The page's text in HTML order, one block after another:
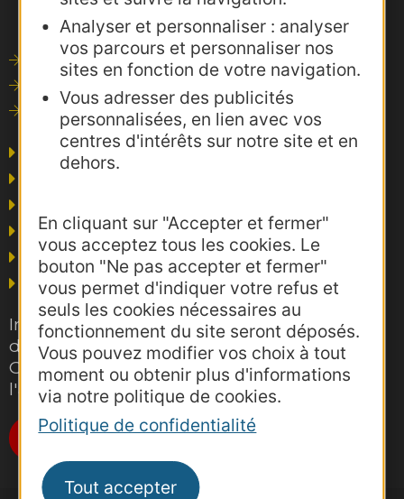
Analyser et personnaliser : analyser
vos parcours et personnaliser nos
sites en fonction de votre navigation.
Vous adresser des publicités
personnalisées, en lien avec vos
centres d'intérêts sur notre site et en
dehors.
En cliquant sur "Accepter et fermer"
vous acceptez tous les cookies. Le
bouton "Ne pas accepter et fermer"
vous permet d'indiquer votre refus et
seuls les cookies nécessaires au
fonctionnement du site seront déposés.
Vous pouvez modifier vos choix à tout
moment ou obtenir plus d'informations
via notre politique de cookies.
Politique de confidentialité
Tout accepter
Outils de communication
Photothèque
Consultations
Agence AD'OCC
Business/Mice
Thermalisme
Grand public
Inscrivez-vous gratuitement à la lettre
d'information pro de la destination
Occitanie pour suivre nos actions et
l'actualité du tourisme dans la région
Je m'abonne